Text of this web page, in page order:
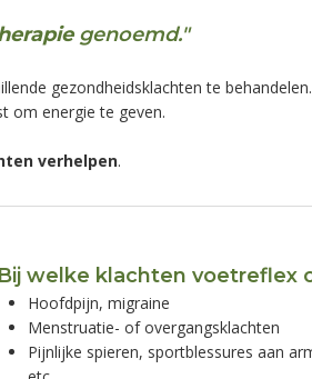
genoemd."
gezondheidsklachten te
om energie te geven.
verhelpen.
Bij welke klachten voetreflex
Hoofdpijn, migraine
Menstruatie- of overgangsklachten
Pijnlijke spieren, sportblessures aan